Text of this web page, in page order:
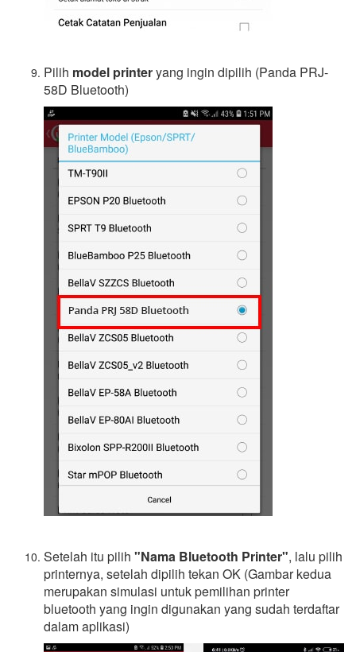
Pilih model printeryang ingin dipilih (Panda PRJ-
58D Bluetooth)
Setelah itu pilih "Nama Bluetooth Printer", lalu pilih
printernya, setelah dipilih tekan OK (Gambar kedua
merupakan simulasi untuk pemilihan printer
bluetooth yang ingin digunakan yang sudah terdaftar
dalam aplikasi)